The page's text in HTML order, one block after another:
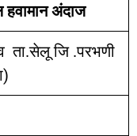
हवामान अंदाज
ता.सेलू जि .परभणी